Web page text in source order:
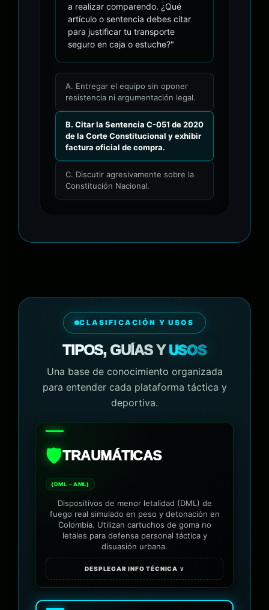
a realizar comparendo. ¿Qué
artículo o sentencia debes citar
para justificar tu transporte
seguro en caja o estuche?"
A. Entregar el equipo sin oponer
resistencia ni argumentación legal.
B. Citar la Sentencia C-051 de 2020
de la Corte Constitucional y exhibir
factura oficial de compra.
C. Discutir agresivamente sobre la
Constitución Nacional.
CLASIFICACIÓN Y USOS
TIPOS, GUÍAS YUSOS
Una base de conocimiento organizada
para entender cada plataforma táctica y
deportiva.
🛡️TRAUMÁTICAS
(DML - AML)
Dispositivos de menor letalidad (DML) de
fuego real simulado en peso y detonación en
Colombia. Utilizan cartuchos de goma no
letales para defensa personal táctica y
disuasión urbana.
DESPLEGAR INFO TÉCNICA ∨